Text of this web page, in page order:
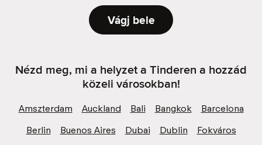
Vágj bele
Nézd meg, mi a helyzet a Tinderen a hozzád
közeli városokban!
Amszterdam Auckland Bali Bangkok
Barcelona
Berlin
Buenos Aires Dubai Dublin
Fokváros